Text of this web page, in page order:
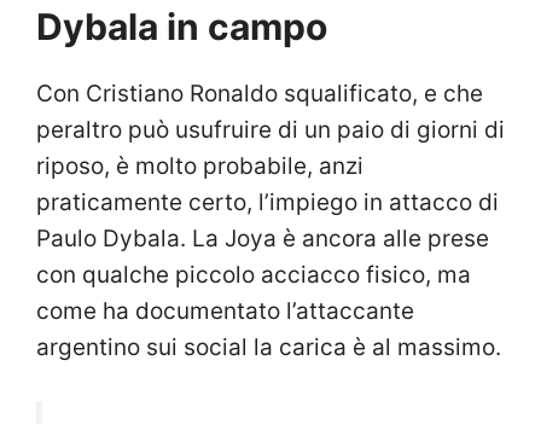
Dybala in campo
Con Cristiano Ronaldo squalificato, e che
peraltro può usufruire di un paio di giorni di
riposo, è molto probabile, anzi
praticamente certo, l’impiego in attacco di
Paulo Dybala. La Joya è ancora alle prese
con qualche piccolo acciacco fisico, ma
come ha documentato l’attaccante
argentino sui social la carica è al massimo.